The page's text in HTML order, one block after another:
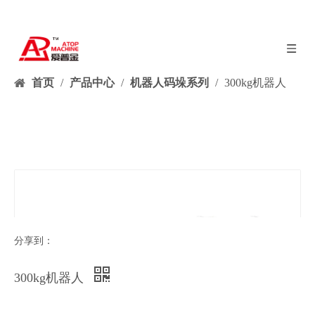
首页 / 产品中心 / 机器人码垛系列 / 300kg机器人
分享到：
300kg机器人